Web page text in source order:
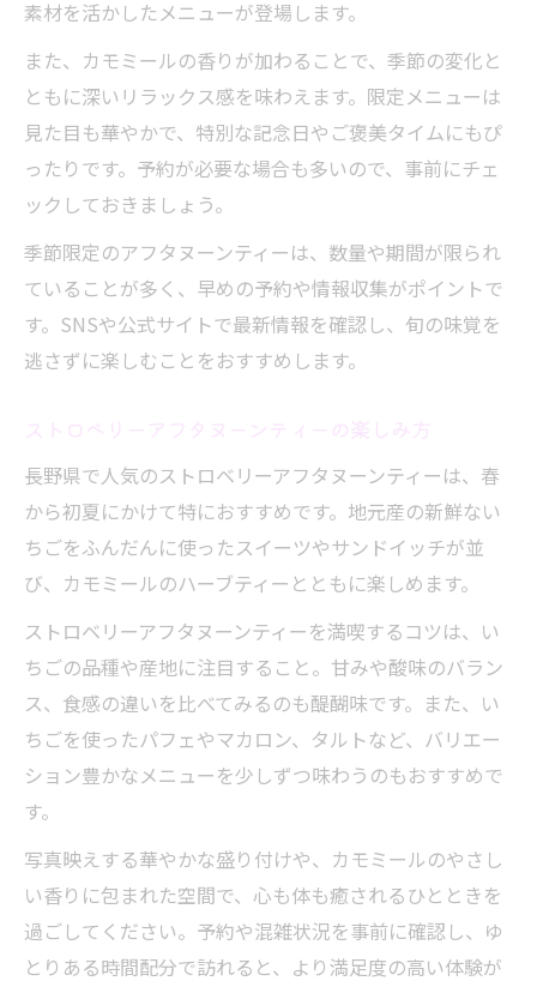
素材を活かしたメニューが登場します。
また、カモミールの香りが加わることで、季節の変化と
ともに深いリラックス感を味わえます。限定メニューは
見た目も華やかで、特別な記念日やご褒美タイムにもぴ
ったりです。予約が必要な場合も多いので、事前にチェ
ックしておきましょう。
季節限定のアフタヌーンティーは、数量や期間が限られ
ていることが多く、早めの予約や情報収集がポイントで
す。SNSや公式サイトで最新情報を確認し、旬の味覚を
逃さずに楽しむことをおすすめします。
長野県で人気のストロベリーアフタヌーンティーは、春
から初夏にかけて特におすすめです。地元産の新鮮ない
ちごをふんだんに使ったスイーツやサンドイッチが並
び、カモミールのハーブティーとともに楽しめます。
ストロベリーアフタヌーンティーを満喫するコツは、い
ちごの品種や産地に注目すること。甘みや酸味のバラン
ス、食感の違いを比べてみるのも醍醐味です。また、い
ちごを使ったパフェやマカロン、タルトなど、バリエー
ション豊かなメニューを少しずつ味わうのもおすすめで
す。
写真映えする華やかな盛り付けや、カモミールのやさし
い香りに包まれた空間で、心も体も癒されるひとときを
過ごしてください。予約や混雑状況を事前に確認し、ゆ
とりある時間配分で訪れると、より満足度の高い体験が